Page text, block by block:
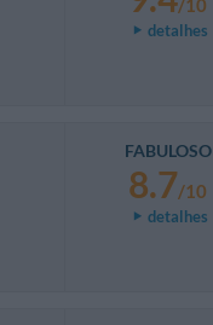
/10
detalhes
FABULOSO
8.7/10
detalhes